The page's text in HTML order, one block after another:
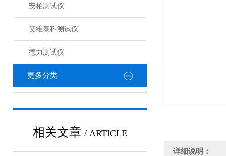
安柏测试仪
艾维泰科测试仪
德力测试仪
更多分类
相关文章 / ARTICLE
详细说明：